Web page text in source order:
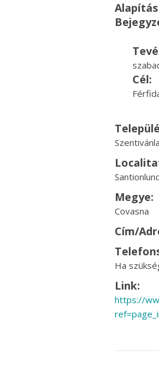
Cél:
Megye:
Covasna
Cím/
Ha
Link:
https://